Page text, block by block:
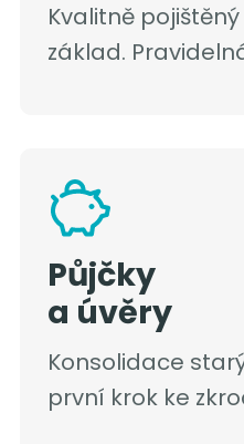
Kvalitně
základ.
Půjčky
a úvěry
Konsolidace
první krok ke